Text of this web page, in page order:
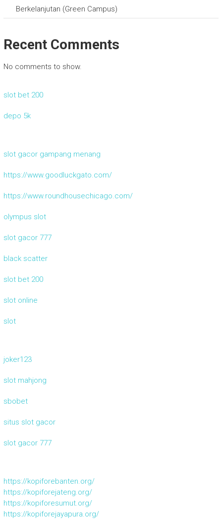
Berkelanjutan (Green Campus)
Recent Comments
No comments to show.
slot bet 200
depo 5k
slot gacor gampang menang
https://www.goodluckgato.com/
https://www.roundhousechicago.com/
olympus slot
slot gacor 777
black scatter
slot bet 200
slot online
slot
joker123
slot mahjong
sbobet
situs slot gacor
slot gacor 777
https://kopiforebanten.org/
https://kopiforejateng.org/
https://kopiforesumut.org/
https://kopiforejayapura.org/